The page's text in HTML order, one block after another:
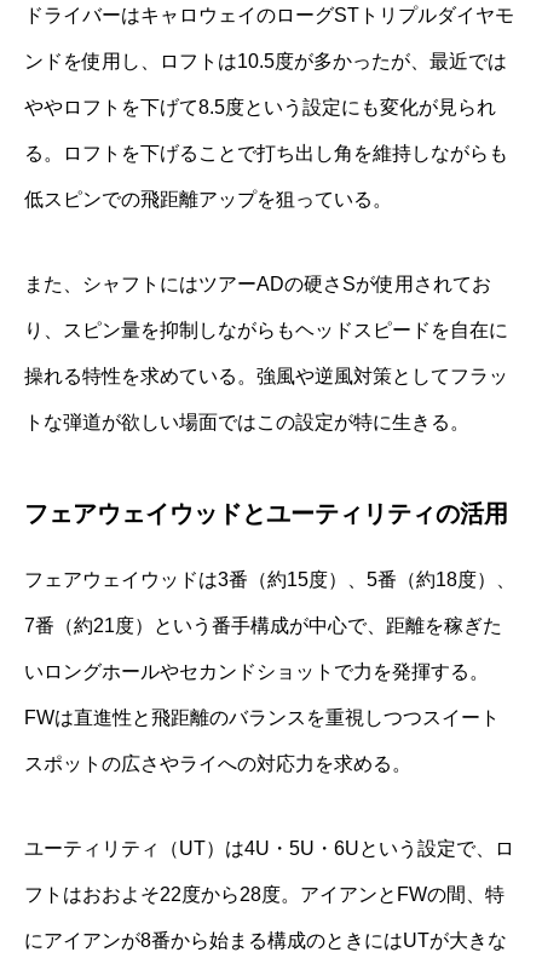
ドライバーはキャロウェイのローグSTトリプルダイヤモ
ンドを使用し、ロフトは10.5度が多かったが、最近では
ややロフトを下げて8.5度という設定にも変化が見られ
る。ロフトを下げることで打ち出し角を維持しながらも
低スピンでの飛距離アップを狙っている。
また、シャフトにはツアーADの硬さSが使用されてお
り、スピン量を抑制しながらもヘッドスピードを自在に
操れる特性を求めている。強風や逆風対策としてフラッ
トな弾道が欲しい場面ではこの設定が特に生きる。
フェアウェイウッドとユーティリティの活用
フェアウェイウッドは3番（約15度）、5番（約18度）、
7番（約21度）という番手構成が中心で、距離を稼ぎた
いロングホールやセカンドショットで力を発揮する。
FWは直進性と飛距離のバランスを重視しつつスイート
スポットの広さやライへの対応力を求める。
ユーティリティ（UT）は4U・5U・6Uという設定で、ロ
フトはおおよそ22度から28度。アイアンとFWの間、特
にアイアンが8番から始まる構成のときにはUTが大きな